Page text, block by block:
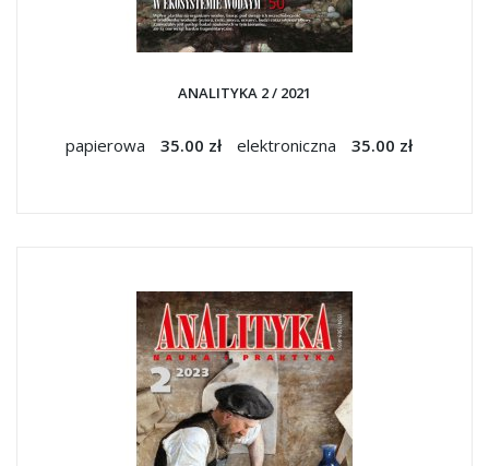
ANALITYKA 2 / 2021
papierowa 35.00 zł elektroniczna 35.00 zł